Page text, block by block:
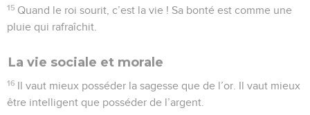
15 Quand le roi sourit, c’est la vie ! Sa bonté est comme une
pluie qui rafraîchit.
La vie sociale et morale
16 Il vaut mieux posséder la sagesse que de l’or. Il vaut mieux
être intelligent que posséder de l’argent.